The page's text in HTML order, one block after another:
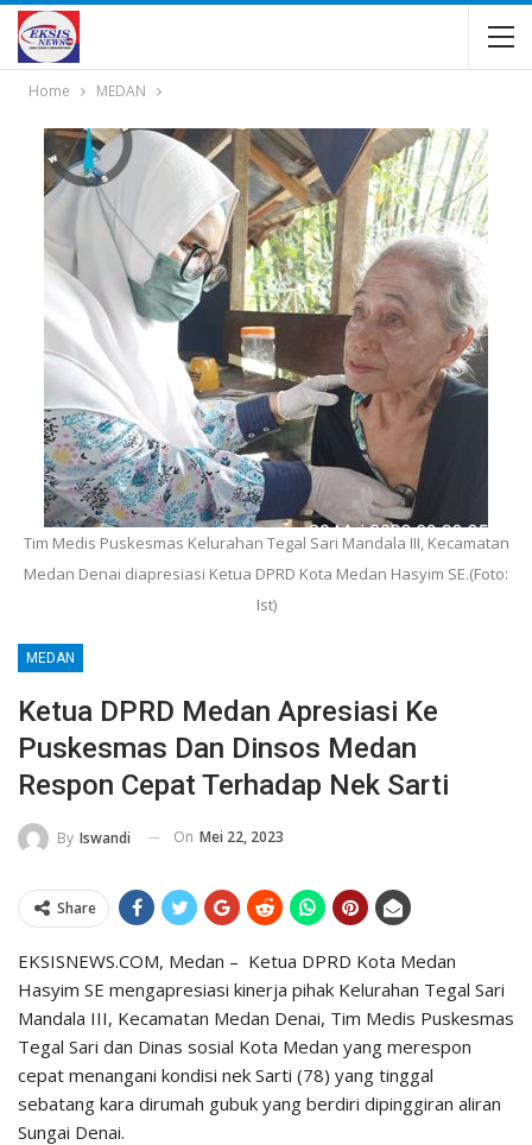
Home MEDAN
Tim Medis Puskesmas Kelurahan Tegal Sari Mandala III, Kecamatan
Medan Denai diapresiasi Ketua DPRD Kota Medan Hasyim SE.(Foto:
Ist)
MEDAN
Ketua DPRD Medan Apresiasi Ke
Puskesmas Dan Dinsos Medan
Respon Cepat Terhadap Nek Sarti
By Iswandi On Mei 22, 2023
Share
EKSISNEWS.COM, Medan – Ketua DPRD Kota Medan
Hasyim SE mengapresiasi kinerja pihak Kelurahan Tegal Sari
Mandala III, Kecamatan Medan Denai, Tim Medis Puskesmas
Tegal Sari dan Dinas sosial Kota Medan yang merespon
cepat menangani kondisi nek Sarti (78) yang tinggal
sebatang kara dirumah gubuk yang berdiri dipinggiran aliran
Sungai Denai.